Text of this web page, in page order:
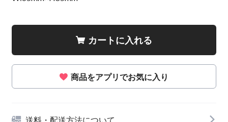
カートに入れる
商品をアプリでお気に入り
送料・配送方法について